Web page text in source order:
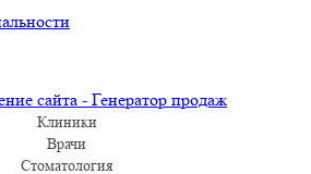
сайта - Генератор продаж
Клиники
Врачи
Стоматология